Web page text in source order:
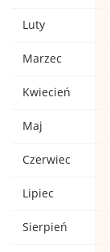
Luty
Marzec
Kwiecień
Maj
Czerwiec
Lipiec
Sierpień